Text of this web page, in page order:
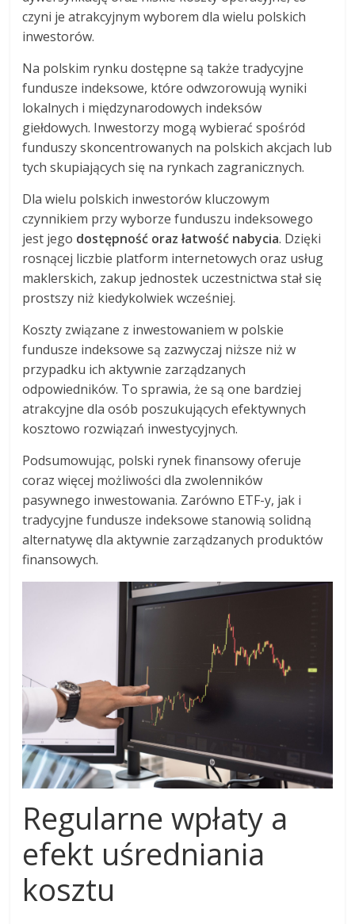
czyni je atrakcyjnym wyborem dla wielu polskich
inwestorów.
Na polskim rynku dostępne są także tradycyjne
fundusze indeksowe, które odwzorowują wyniki
lokalnych i międzynarodowych indeksów
giełdowych. Inwestorzy mogą wybierać spośród
funduszy skoncentrowanych na polskich akcjach lub
tych skupiających się na rynkach zagranicznych.
Dla wielu polskich inwestorów kluczowym
czynnikiem przy wyborze funduszu indeksowego
jest jego dostępność oraz łatwość nabycia. Dzięki
rosnącej liczbie platform internetowych oraz usług
maklerskich, zakup jednostek uczestnictwa stał się
prostszy niż kiedykolwiek wcześniej.
Koszty związane z inwestowaniem w polskie
fundusze indeksowe są zazwyczaj niższe niż w
przypadku ich aktywnie zarządzanych
odpowiedników. To sprawia, że są one bardziej
atrakcyjne dla osób poszukujących efektywnych
kosztowo rozwiązań inwestycyjnych.
Podsumowując, polski rynek finansowy oferuje
coraz więcej możliwości dla zwolenników
pasywnego inwestowania. Zarówno ETF-y, jak i
tradycyjne fundusze indeksowe stanowią solidną
alternatywę dla aktywnie zarządzanych produktów
finansowych.
Regularne wpłaty a
efekt uśredniania
kosztu